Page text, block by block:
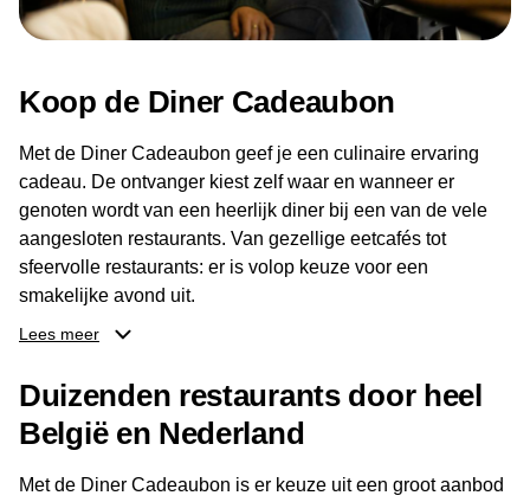
Koop de Diner Cadeaubon
Met de Diner Cadeaubon geef je een culinaire ervaring
cadeau. De ontvanger kiest zelf waar en wanneer er
genoten wordt van een heerlijk diner bij een van de vele
aangesloten restaurants. Van gezellige eetcafés tot
sfeervolle restaurants: er is volop keuze voor een
smakelijke avond uit.
ontvanger eenvoudig een locatie kiezen die past bij de
smaak en gelegenheid. Zo geeft de Diner Cadeaubon niet
alleen een diner, maar ook een gezellig moment om
Lees meer
Duizenden restaurants door heel
België en Nederland
Met de Diner Cadeaubon is er keuze uit een groot aanbod